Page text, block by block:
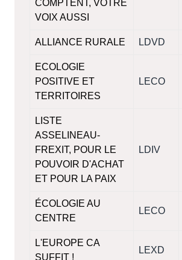
COMPTENT, VOTRE
VOIX AUSSI
ALLIANCE RURALE LDVD
ECOLOGIE
POSITIVE ET
TERRITOIRES
LECO
LISTE
ASSELINEAU-
FREXIT, POUR LE
POUVOIR D'ACHAT
ET POUR LA PAIX
LDIV
ÉCOLOGIE AU
CENTRE
LECO
L'EUROPE CA
SUFFIT !
LEXD